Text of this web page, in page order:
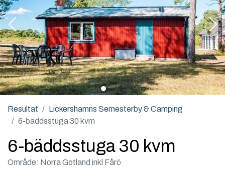
Resultat
Lickershamns Semesterby & Camping
6-bäddsstuga 30 kvm
6-bäddsstuga 30 kvm
Område: Norra Gotland inkl Fårö